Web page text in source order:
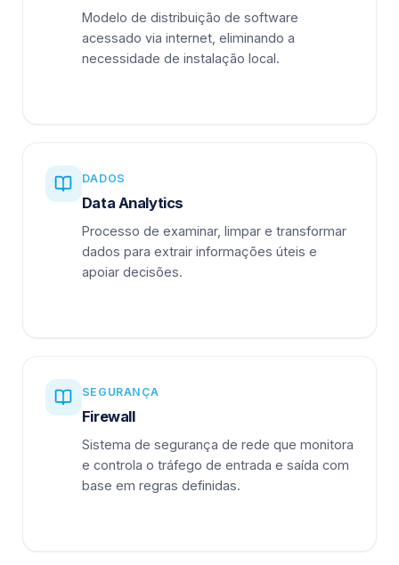
Modelo de distribuição de software
acessado via internet, eliminando a
necessidade de instalação local.
DADOS
Data Analytics
Processo de examinar, limpar e transformar
dados para extrair informações úteis e
apoiar decisões.
SEGURANÇA
Firewall
Sistema de segurança de rede que monitora
e controla o tráfego de entrada e saída com
base em regras definidas.